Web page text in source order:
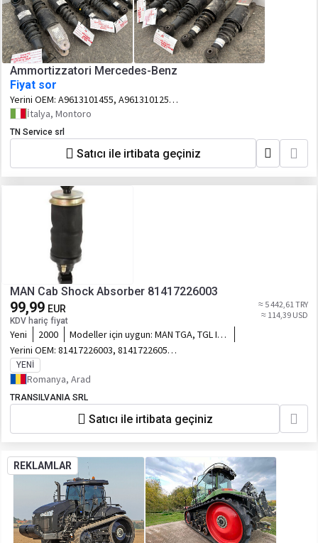
Ammortizzatori Mercedes-Benz
Fiyat sor
Yerini OEM: A9613101455, A9613101255,
A9613103555, A9623101655,
A9613103255
İtalya, Montoro
TN Service srl
Satıcı ile irtibata geçiniz
MAN Cab Shock Absorber 81417226003
99,99 EUR
KDV hariç fiyat
≈ 5 442,61 TRY
≈ 114,39 USD
Yeni 2000 Modeller için uygun: MAN TGA, TGL I,
TGM I, TGS I, TGX I 04.00-
Yerini OEM: 81417226003, 81417226058,
81417226076, 85417226007,
85417226013, 85417226024
YENI
Romanya, Arad
TRANSILVANIA SRL
Satıcı ile irtibata geçiniz
REKLAMLAR